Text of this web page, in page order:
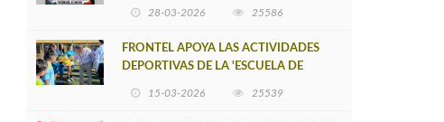
28-03-2026 25586
FRONTEL APOYA LAS ACTIVIDADES
DEPORTIVAS DE LA 'ESCUELA DE
15-03-2026 25539